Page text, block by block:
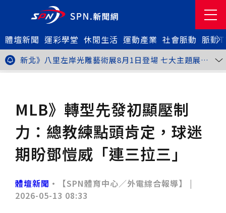
體壇新聞 運彩學堂 休閒生活 運動產業 社會脈動 脈動
金牌搖籃驚傳「球荒」！江啟臣偕運彩公會挺萬和國
中，捐贈 1800 顆羽球助小將 4 月全中運奪金
台中》15分鐘的診療，13年的堅持！ 中山醫大牙醫系
跨海義診13年
新北》八里左岸光雕藝術展8月1日登場 七大主題展區
打造夏夜光影盛宴
台中》中聯油脂案釀全民恐慌 議員張芬郁質詢轟食安稽
適圈」祕笈
台中》食安風暴擴大 中彰投苗縣市長參選人提「食安聯
防治理平台」等3主張
台中》中山醫大攜手新創登陸亞洲生技展 發表「微奈米
眼用鏡片」等13項臨床研發技術
高雄》啟用近30年迎來外觀與結構重塑 高雄旗津輪渡
站改造完工啟用
縮短藥效等待期！中山附醫引進速效抗憂鬱鼻噴劑 24
小時內見效、助重症患者重返社會
台北》首創水資源循環教育園區 民生水資再生廠環教館
正式啟用
專題人物》我不是會長，是歐巴桑！」穆閩珠自掏腰包
台中》中捷聯名VTuber活動告捷 首5日運量增24%周
邊營收破250萬
台中》看好綠美圖 大巨蛋商機！星享道攜手萬豪 打造
MLB》轉型先發初顯壓制
力：總教練點頭肯定，球迷
期盼鄧愷威「連三拉三」
體壇新聞 •【SPN體育中心／外電綜合報導】 |
2026-05-13 08:33